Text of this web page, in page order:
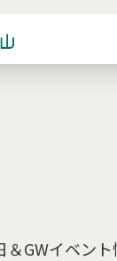
＆GWイベント